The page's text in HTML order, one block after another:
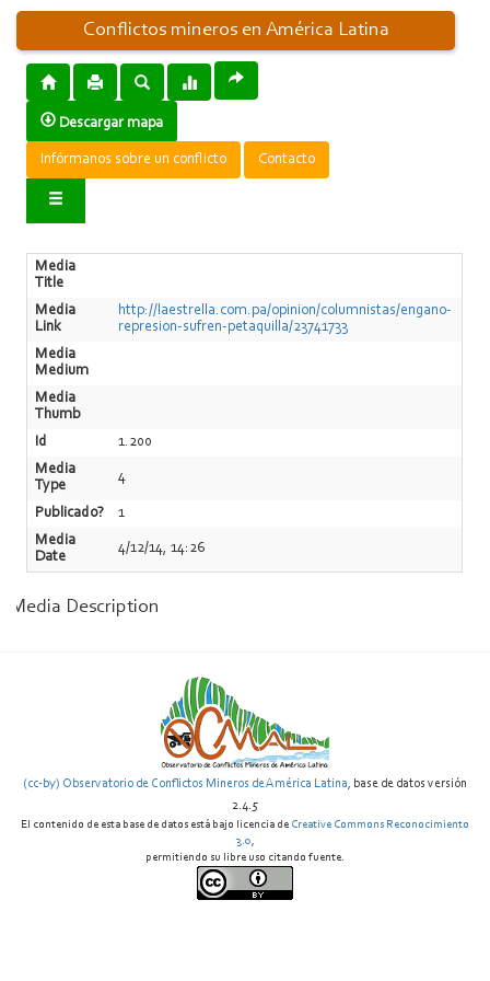
Conflictos mineros en América Latina
Descargar mapa
Infórmanos sobre un conflicto Contacto
Media
Title
Media
Link
http://laestrella.com.pa/opinion/columnistas/engano-
represion-sufren-petaquilla/23741733
Media
Medium
Media
Thumb
Id
1.200
Media
Type
4
Publicado?
1
Media
Date
4/12/14, 14:26
Media Description
(cc-by) Observatorio de Conflictos Mineros de América Latina, base de datos versión
2.4.5
El contenido de esta base de datos está bajo licencia de Creative Commons Reconocimiento
3.0,
permitiendo su libre uso citando fuente.